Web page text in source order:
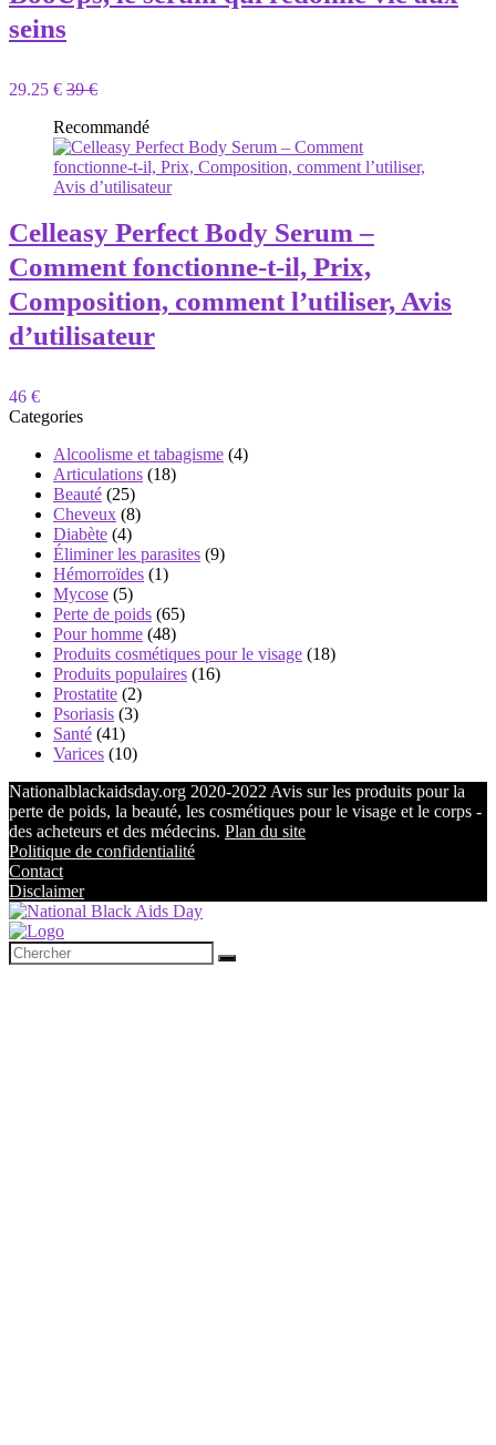
seins
29.25 € 39 €
Recommandé
Celleasy Perfect Body Serum –
Comment fonctionne-t-il, Prix,
Composition, comment l’utiliser, Avis
d’utilisateur
46 €
Categories
Alcoolisme et tabagisme (4)
Articulations (18)
Beauté (25)
Cheveux (8)
Diabète (4)
Éliminer les parasites (9)
Hémorroïdes (1)
Mycose (5)
Perte de poids (65)
Pour homme (48)
Produits cosmétiques pour le visage (18)
Produits populaires (16)
Prostatite (2)
Psoriasis (3)
Santé (41)
Varices (10)
Nationalblackaidsday.org 2020-2022 Avis sur les produits pour la
perte de poids, la beauté, les cosmétiques pour le visage et le corps -
des acheteurs et des médecins. Plan du site
Politique de confidentialité
Contact
Disclaimer